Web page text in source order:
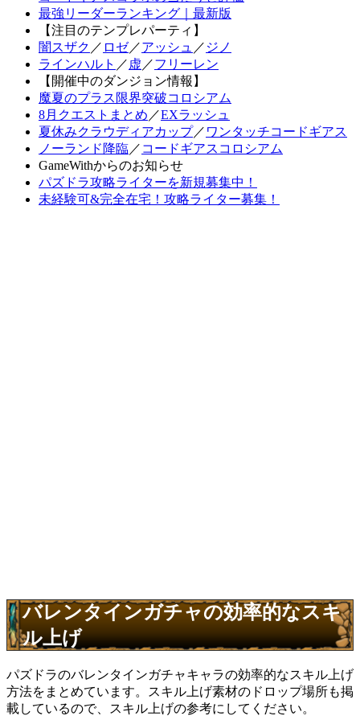
最強リーダーランキング｜最新版
【注目のテンプレパーティ】
闇スザク ／ ロゼ／アッシュ ／ ジノ
ラインハルト ／ 虚 ／フリーレン
【開催中のダンジョン情報】
魔夏のプラス限界突破コロシアム
8月クエストまとめ ／EXラッシュ
夏休みクラウディアカップ／ ワンタッチコードギアス
ノーランド降臨／ コードギアスコロシアム
GameWithからのお知らせ
パズドラ攻略ライターを新規募集中！
未経験可&完全在宅！攻略ライター募集！
バレンタインガチャの効率的なスキ
ル上げ
パズドラのバレンタインガチャキャラの効率的なスキル上げ
方法をまとめています。スキル上げ素材のドロップ場所も掲
載しているので、スキル上げの参考にしてください。